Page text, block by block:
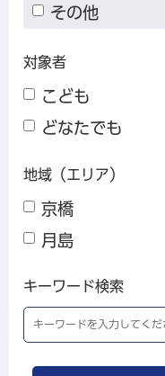
その他
対象者
こども
どなたでも
地域（エリア）
京橋
月島
キーワード検索